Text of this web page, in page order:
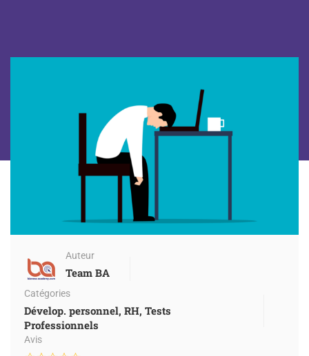
Auteur
Team BA
Catégories
Dévelop. personnel, RH, Tests
Professionnels
Avis